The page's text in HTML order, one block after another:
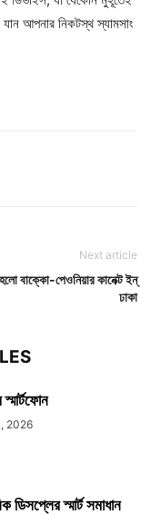
আপনার নিকটস্থ স্যামসাং
Next article
বাক্কো-পেওনিয়ার কানেক্ট ইন্‌
ঢাকা
2026
ডিসপ্লের স্মার্ট সমাধান